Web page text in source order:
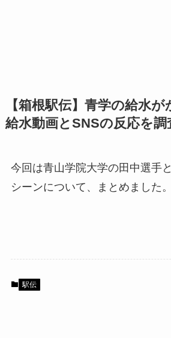
【箱根駅伝】青学の給水
給水動画とSNSの反応を調
今回は青山学院大学の田中選手
シーンについて、まとめました。
駅伝